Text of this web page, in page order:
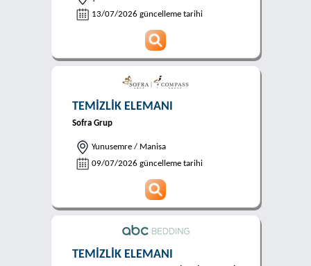
13/07/2026 güncelleme tarihi
TEMİZLİK ELEMANI
Sofra Grup
Yunusemre / Manisa
09/07/2026 güncelleme tarihi
TEMİZLİK ELEMANI